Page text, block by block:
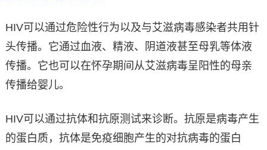
HIV可以通过危险性行为以及与艾滋病毒感染者共用针
头传播。它通过血液、精液、阴道液甚至母乳等体液
传播。它也可以在怀孕期间从艾滋病毒呈阳性的母亲
传播给婴儿。
HIV可以通过抗体和抗原测试来诊断。抗原是病毒产生
的蛋白质，抗体是免疫细胞产生的对抗病毒的蛋白